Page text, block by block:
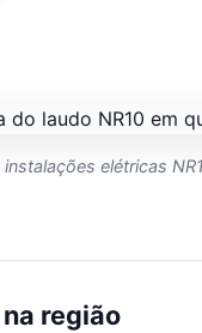
elétricas
região